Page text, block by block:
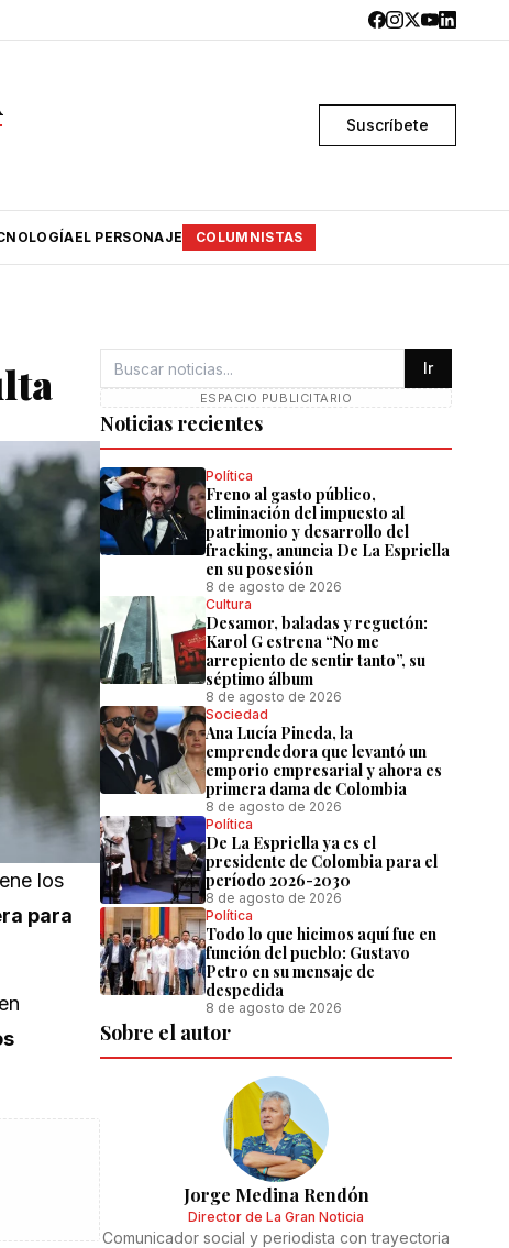
Suscríbete
EL PERSONAJE COLUMNISTAS
los
para
Ir
ESPACIO PUBLICITARIO
Noticias recientes
Política
Freno al gasto público,
eliminación del impuesto al
patrimonio y desarrollo del
fracking, anuncia De La Espriella
en su posesión
8 de agosto de 2026
Cultura
Desamor, baladas y reguetón:
Karol G estrena “No me
arrepiento de sentir tanto”, su
séptimo álbum
8 de agosto de 2026
Sociedad
Ana Lucía Pineda, la
emprendedora que levantó un
emporio empresarial y ahora es
primera dama de Colombia
8 de agosto de 2026
Política
De La Espriella ya es el
presidente de Colombia para el
período 2026-2030
8 de agosto de 2026
Política
Todo lo que hicimos aquí fue en
función del pueblo: Gustavo
Petro en su mensaje de
despedida
8 de agosto de 2026
Sobre el autor
Jorge Medina Rendón
Director de La Gran Noticia
Comunicador social y periodista con trayectoria